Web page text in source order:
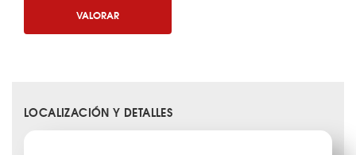
VALORAR
LOCALIZACIÓN Y DETALLES